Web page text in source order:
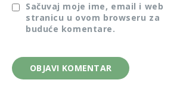
Sačuvaj moje ime, email i web
stranicu u ovom browseru za
buduće komentare.